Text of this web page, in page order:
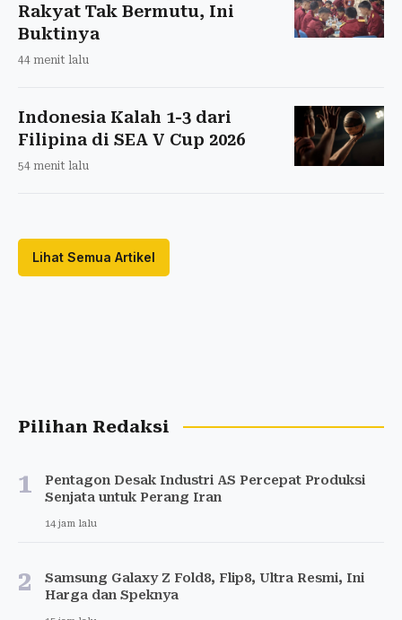
Rakyat Tak Bermutu, Ini
Buktinya
44 menit lalu
Indonesia Kalah 1-3 dari
Filipina di SEA V Cup 2026
54 menit lalu
Lihat Semua Artikel
Pilihan Redaksi
1
Pentagon Desak Industri AS Percepat Produksi
Senjata untuk Perang Iran
14 jam lalu
2
Samsung Galaxy Z Fold8, Flip8, Ultra Resmi, Ini
Harga dan Speknya